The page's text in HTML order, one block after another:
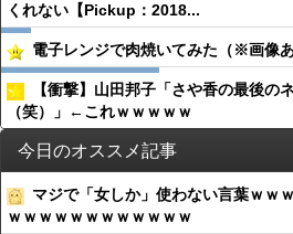
くれない【Pickup：2018...
電子レンジで肉焼いてみた（※画像あ
【衝撃】山田邦子「さや香の最後の
（笑）」←これｗｗｗｗｗ
今日のオススメ記事
マジで「女しか」使わない言葉ｗｗ
ｗｗｗｗｗｗｗｗｗｗｗｗ